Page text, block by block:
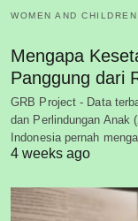
WOMEN AND
Mengapa
Panggung dari
GRB Project - Data
dan Perlindungan Anak
Indonesia pernah
4 weeks ago